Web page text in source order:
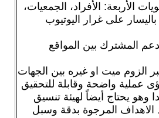
الأربعة: الأفراد، الجمعيات،
على غرار اليوتيوب
المشترك بين المواقع
الزوم ميت او غيره بين الجهات
عملية واضحة وقابلة للتحقيق
يحتاج أيضاً لهيئة تنسيق
الاهداف المرجوة بدقة وسبل